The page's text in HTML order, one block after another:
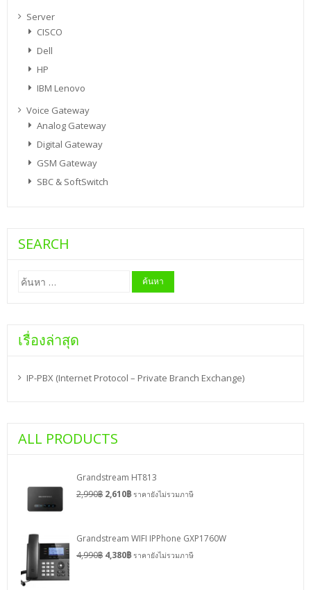
Server
CISCO
Dell
HP
IBM Lenovo
Voice Gateway
Analog Gateway
Digital Gateway
GSM Gateway
SBC & SoftSwitch
SEARCH
ค้นหา
สำหรับ:
เรื่องล่าสุด
IP-PBX (Internet Protocol – Private Branch Exchange)
ALL PRODUCTS
Grandstream HT813
2,990฿ 2,610฿ ราคายังไม่รวมภาษี
Grandstream WIFI IPPhone GXP1760W
4,990฿ 4,380฿ ราคายังไม่รวมภาษี